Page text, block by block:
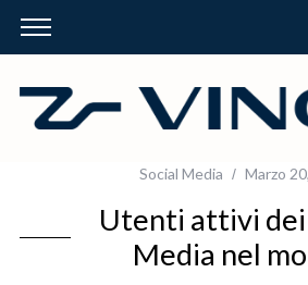
Social Media Marzo
Utenti attivi dei
Media nel